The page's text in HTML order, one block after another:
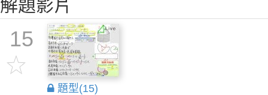
解題影片
15
題型(15)